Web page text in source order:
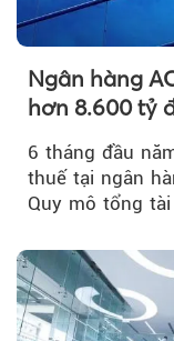
Ngân hàng
hơn 8.600 tỷ
nợ xấu thấp
6 tháng đầu
thuế tại ngân
Quy mô tổng